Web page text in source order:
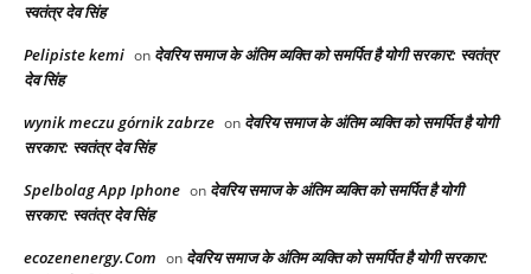
स्वतंत्र देव सिंह
Pelipiste kemi on देवरिय समाज के अंतिम व्यक्ति को समर्पित है योगी सरकार: स्वतंत्र
देव सिंह
wynik meczu górnik zabrze on देवरिय समाज के अंतिम व्यक्ति को समर्पित है योगी
सरकार: स्वतंत्र देव सिंह
Spelbolag App Iphone on देवरिय समाज के अंतिम व्यक्ति को समर्पित है योगी
सरकार: स्वतंत्र देव सिंह
ecozenenergy.Com on देवरिय समाज के अंतिम व्यक्ति को समर्पित है योगी सरकार: